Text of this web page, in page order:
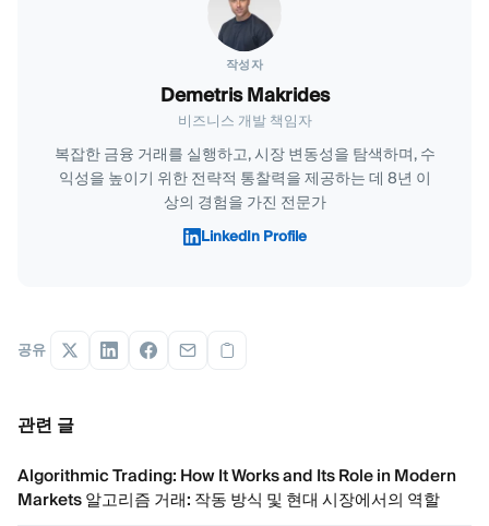
작성자
Demetris Makrides
비즈니스 개발 책임자
복잡한 금융 거래를 실행하고, 시장 변동성을 탐색하며, 수
익성을 높이기 위한 전략적 통찰력을 제공하는 데 8년 이
상의 경험을 가진 전문가
LinkedIn Profile
공유
관련 글
Algorithmic Trading: How It Works and Its Role in Modern
Markets 알고리즘 거래: 작동 방식 및 현대 시장에서의 역할